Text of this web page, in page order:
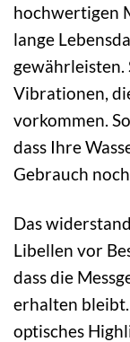
hochwertigen
lange
gewährleisten.
Vibrationen,
vorkommen.
dass Ihre
Gebrauch
Das
Libellen vor
dass die
erhalten
optisches